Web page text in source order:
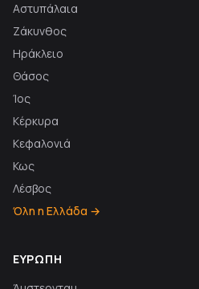
Αστυπάλαια
Ζάκυνθος
Ηράκλειο
Θάσος
Ίος
Κέρκυρα
Κεφαλονιά
Κως
Λέσβος
Όλη η Ελλάδα →
ΕΥΡΏΠΗ